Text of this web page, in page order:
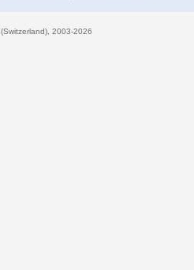
(Switzerland), 2003-2026